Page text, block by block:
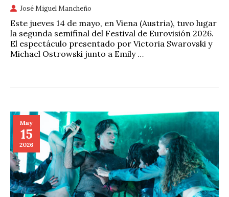
José Miguel Mancheño
Este jueves 14 de mayo, en Viena (Austria), tuvo lugar
la segunda semifinal del Festival de Eurovisión 2026.
El espectáculo presentado por Victoria Swarovski y
Michael Ostrowski junto a Emily …
May
15
2026